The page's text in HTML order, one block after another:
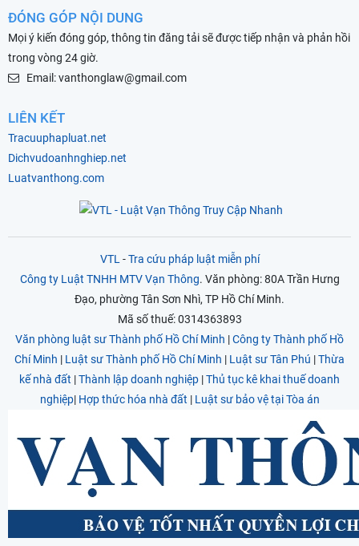
ĐÓNG GÓP NỘI DUNG
Mọi ý kiến đóng góp, thông tin đăng tải sẽ được tiếp nhận và phản hồi
trong vòng 24 giờ.
Email: vanthonglaw@gmail.com
LIÊN KẾT
Tracuuphapluat.net
Dichvudoanhnghiep.net
Luatvanthong.com
VTL-Tra cứu pháp luật miễn phí
Công ty Luật TNHH MTV Vạn Thông. Văn phòng: 80A Trần Hưng
Đạo, phường Tân Sơn Nhì, TP Hồ Chí Minh.
Mã số thuế: 0314363893
Văn phòng luật sư Thành phố Hồ Chí Minh |Công ty Thành phố Hồ
Chí Minh | Luật sư Thành phố Hồ Chí Minh | Luật sư Tân Phú |Thừa
kế nhà đất |Thành lập doanh nghiệp |Thủ tục kê khai thuế doanh
nghiệp| Hợp thức hóa nhà đất | Luật sư bảo vệ tại Tòa án